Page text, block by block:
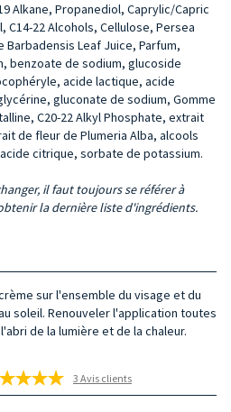
Alkane, Propanediol, Caprylic/Capric
22 Alcohols, Cellulose, Persea
Barbadensis Leaf Juice, Parfum,
benzoate de sodium, glucoside
acide lactique, acide
gluconate de sodium, Gomme
C20-22 Alkyl Phosphate, extrait
de fleur de Plumeria Alba, alcools
citrique, sorbate de potassium.
il faut toujours se référer à
la dernière liste d'ingrédients.
sur l'ensemble du visage et du
soleil. Renouveler l'application toutes
de la lumière et de la chaleur.
3 Avis clients